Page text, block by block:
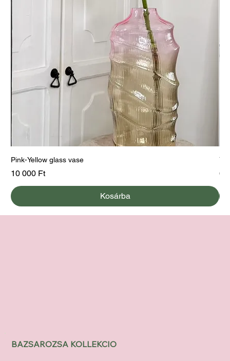
Pink-Yellow glass vase
Ár
10 000 Ft
Kosárba
Ár
BAZSAROZSA KOLLEKCIO